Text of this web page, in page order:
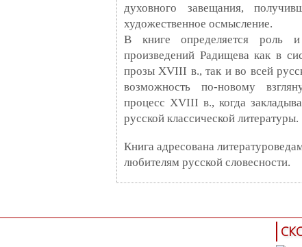
духовного завещания,
художественное осмысление.
В книге определяется роль
произведений Радищева как в
прозы XVIII в., так и во всей
возможность по-новому
процесс XVIII в., когда
русской классической литературы.
Книга адресована
любителям русской словесности.